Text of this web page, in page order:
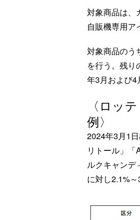
対象商品は、
自販機専用ア
対象商品のう
を行う。残り
年3月および4
〈ロッ
例〉
2024年3月1
リトール」
ルクキャンデ
に対し2.1%～